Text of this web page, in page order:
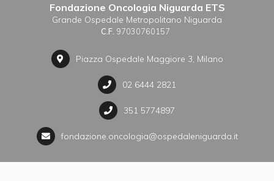
Fondazione Oncologia Niguarda ETS
Grande Ospedale Metropolitano Niguarda
C.F. 97030760157
Piazza Ospedale Maggiore 3, Milano
02 6444 2821
351 5774897
fondazione.oncologia@ospedaleniguarda.it